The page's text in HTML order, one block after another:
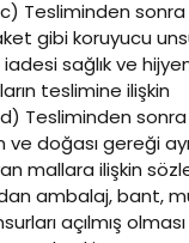
Tesliminden
gibi koruyucu
sağlık ve
teslimine ilişkin
Tesliminden
ve doğası gereği
mallara ilişkin
ambalaj, bant,
açılmış